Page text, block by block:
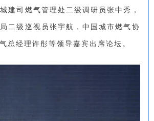
建司 燃气管理处二级调研员张中秀，
二级巡视员张宇航，中国城市燃气协
总经理许彤等领导嘉宾出席论坛。